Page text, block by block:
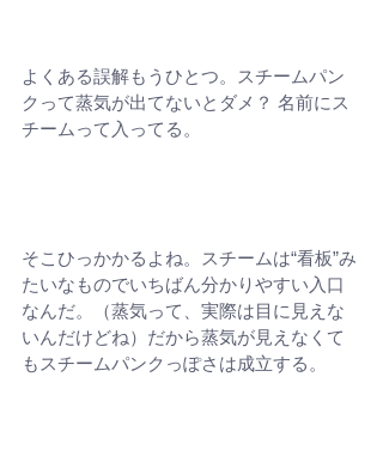
よくある誤解もうひとつ。スチームパン
クって蒸気が出てないとダメ？ 名前にス
チームって入ってる。
そこひっかかるよね。スチームは“看板”み
たいなものでいちばん分かりやすい入口
なんだ。（蒸気って、実際は目に見えな
いんだけどね）だから蒸気が見えなくて
もスチームパンクっぽさは成立する。